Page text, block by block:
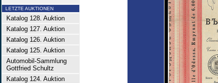
LETZTE AUKTIONEN
Katalog 128. Auktion
Katalog 127. Auktion
Katalog 126. Auktion
Katalog 125. Auktion
Automobil-Sammlung
Gottfried Schultz
Katalog 124. Auktion